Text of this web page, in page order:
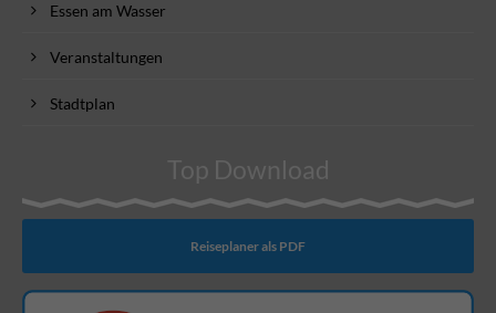
Essen am Wasser
Veranstaltungen
Stadtplan
Top Download
Reiseplaner als PDF